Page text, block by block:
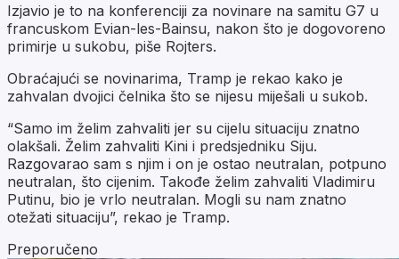
Izjavio je to na konferenciji za novinare na samitu G7 u
francuskom Evian-les-Bainsu, nakon što je dogovoreno
primirje u sukobu, piše Rojters.
Obraćajući se novinarima, Tramp je rekao kako je
zahvalan dvojici čelnika što se nijesu miješali u sukob.
“Samo im želim zahvaliti jer su cijelu situaciju znatno
olakšali. Želim zahvaliti Kini i predsjedniku Siju.
Razgovarao sam s njim i on je ostao neutralan, potpuno
neutralan, što cijenim. Takođe želim zahvaliti Vladimiru
Putinu, bio je vrlo neutralan. Mogli su nam znatno
otežati situaciju”, rekao je Tramp.
Preporučeno